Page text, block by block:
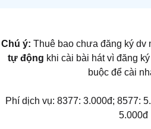
Chú ý: Thuê bao chưa đăng ký
tự động khi cài bài hát vì đăng
buộc để cài
Phí dịch vụ: 8377: 3.000đ; 8577:
5.000đ